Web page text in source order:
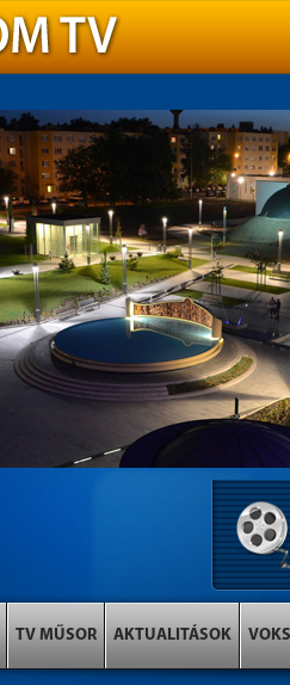
TV MŰSOR AKTUALITÁSOK VOKS